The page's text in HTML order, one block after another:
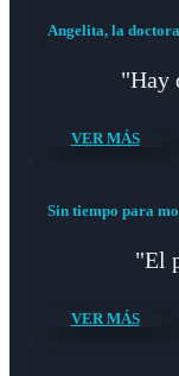
Angelita, la
"Hay
VER MÁS
Sin tiempo para
"El
VER MÁS